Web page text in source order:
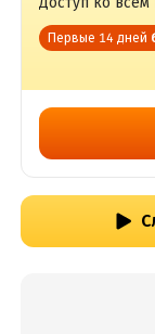
Первые 14 дней